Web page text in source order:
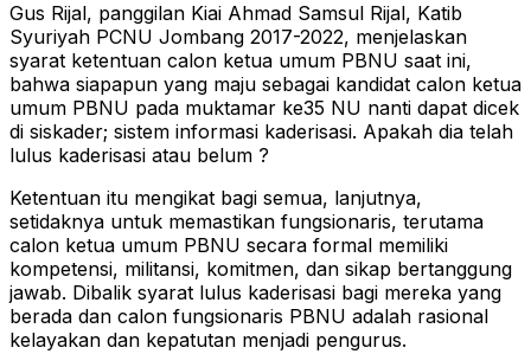
Gus Rijal, panggilan Kiai Ahmad Samsul Rijal, Katib
Syuriyah PCNU Jombang 2017-2022, menjelaskan
syarat ketentuan calon ketua umum PBNU saat ini,
bahwa siapapun yang maju sebagai kandidat calon ketua
umum PBNU pada muktamar ke35 NU nanti dapat dicek
di siskader; sistem informasi kaderisasi. Apakah dia telah
lulus kaderisasi atau belum ?
Ketentuan itu mengikat bagi semua, lanjutnya,
setidaknya untuk memastikan fungsionaris, terutama
calon ketua umum PBNU secara formal memiliki
kompetensi, militansi, komitmen, dan sikap bertanggung
jawab. Dibalik syarat lulus kaderisasi bagi mereka yang
berada dan calon fungsionaris PBNU adalah rasional
kelayakan dan kepatutan menjadi pengurus.